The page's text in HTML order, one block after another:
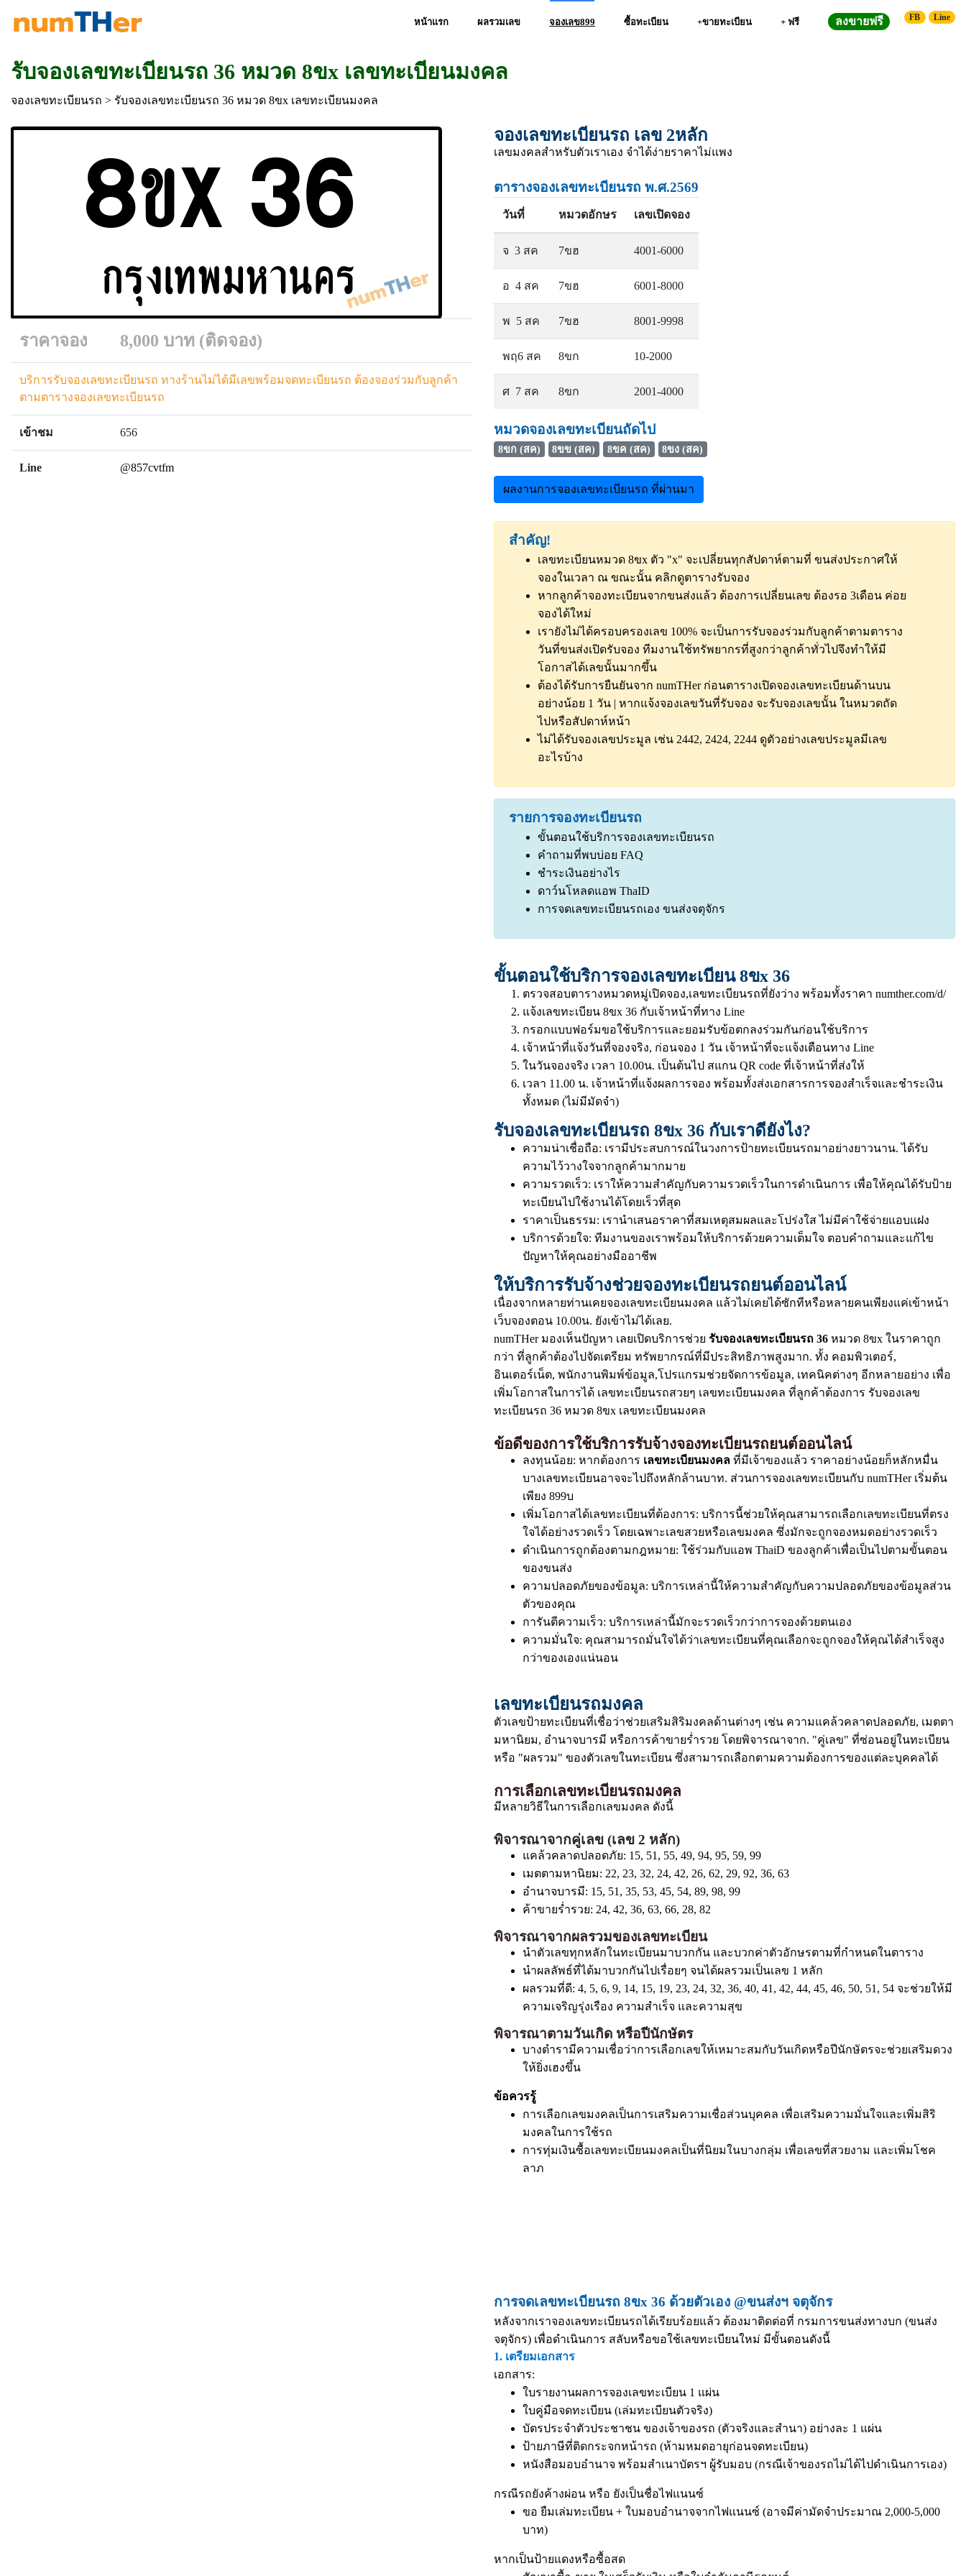
หน้าแรก ผลรวมเลข จองเลข899 ซื้อทะเบียน +ขายทะเบียน + ฟรี ลงขายฟรี FB Line
รับจองเลขทะเบียนรถ 36 หมวด 8ขx เลขทะเบียนมงคล
จองเลขทะเบียนรถ > รับจองเลขทะเบียนรถ 36 หมวด 8ขx เลขทะเบียนมงคล
ราคาจอง 8,000 บาท (ติดจอง)
บริการรับจองเลขทะเบียนรถ ทางร้านไม่ได้มีเลขพร้อมจดทะเบียนรถ ต้องจองร่วมกับลูกค้า
ตามตารางจองเลขทะเบียนรถ
เข้าชม 656
Line @857cvtfm
จองเลขทะเบียนรถ เลข 2หลัก
เลขมงคลสำหรับตัวเราเอง จำได้ง่ายราคาไม่แพง
ตารางจองเลขทะเบียนรถ พ.ศ.2569
วันที่ หมวดอักษร เลขเปิดจอง
จ 3 สค 7ขฮ 4001-6000
อ 4 สค 7ขฮ 6001-8000
พ 5 สค 7ขฮ 8001-9998
พฤ6 สค 8ขก 10-2000
ศ 7 สค 8ขก 2001-4000
หมวดจองเลขทะเบียนถัดไป
8ขก (สค) 8ขข (สค) 8ขค (สค) 8ขง (สค)
ผลงานการจองเลขทะเบียนรถ ที่ผ่านมา
สำคัญ!
เลขทะเบียนหมวด 8ขx ตัว "x" จะเปลี่ยนทุกสัปดาห์ตามที่ ขนส่งประกาศให้
จองในเวลา ณ ขณะนั้น คลิกดูตารางรับจอง
หากลูกค้าจองทะเบียนจากขนส่งแล้ว ต้องการเปลี่ยนเลข ต้องรอ 3เดือน ค่อย
จองได้ใหม่
เรายังไม่ได้ครอบครองเลข 100% จะเป็นการรับจองร่วมกับลูกค้าตามตาราง
วันที่ขนส่งเปิดรับจอง ทีมงานใช้ทรัพยากรที่สูงกว่าลูกค้าทั่วไปจึงทำให้มี
โอกาสได้เลขนั้นมากขึ้น
ต้องได้รับการยืนยันจาก numTHer ก่อนตารางเปิดจองเลขทะเบียนด้านบน
อย่างน้อย 1 วัน | หากแจ้งจองเลขวันที่รับจอง จะรับจองเลขนั้น ในหมวดถัด
ไปหรือสัปดาห์หน้า
ไม่ได้รับจองเลขประมูล เช่น 2442, 2424, 2244 ดูตัวอย่างเลขประมูลมีเลข
อะไรบ้าง
รายการจองทะเบียนรถ
ขั้นตอนใช้บริการจองเลขทะเบียนรถ
คำถามที่พบบ่อย FAQ
ชำระเงินอย่างไร
ดาว์นโหลดแอพ ThaID
การจดเลขทะเบียนรถเอง ขนส่งจตุจักร
ขั้นตอนใช้บริการจองเลขทะเบียน 8ขx 36
ตรวจสอบตารางหมวดหมู่เปิดจอง,เลขทะเบียนรถที่ยังว่าง พร้อมทั้งราคา numther.com/d/
แจ้งเลขทะเบียน 8ขx 36 กับเจ้าหน้าที่ทาง Line
กรอกแบบฟอร์มขอใช้บริการและยอมรับข้อตกลงร่วมกันก่อนใช้บริการ
เจ้าหน้าที่แจ้งวันที่จองจริง, ก่อนจอง 1 วัน เจ้าหน้าที่จะแจ้งเตือนทาง Line
ในวันจองจริง เวลา 10.00น. เป็นต้นไป สแกน QR code ที่เจ้าหน้าที่ส่งให้
เวลา 11.00 น. เจ้าหน้าที่แจ้งผลการจอง พร้อมทั้งส่งเอกสารการจองสำเร็จและชำระเงิน
ทั้งหมด (ไม่มีมัดจำ)
รับจองเลขทะเบียนรถ 8ขx 36 กับเราดียังไง?
ความน่าเชื่อถือ: เรามีประสบการณ์ในวงการป้ายทะเบียนรถมาอย่างยาวนาน. ได้รับ
ความไว้วางใจจากลูกค้ามากมาย
ความรวดเร็ว: เราให้ความสำคัญกับความรวดเร็วในการดำเนินการ เพื่อให้คุณได้รับป้าย
ทะเบียนไปใช้งานได้โดยเร็วที่สุด
ราคาเป็นธรรม: เรานำเสนอราคาที่สมเหตุสมผลและโปร่งใส ไม่มีค่าใช้จ่ายแอบแฝง
บริการด้วยใจ: ทีมงานของเราพร้อมให้บริการด้วยความเต็มใจ ตอบคำถามและแก้ไข
ปัญหาให้คุณอย่างมืออาชีพ
ให้บริการรับจ้างช่วยจองทะเบียนรถยนต์ออนไลน์
เนื่องจากหลายท่านเคยจองเลขทะเบียนมงคล แล้วไม่เคยได้ซักทีหรือหลายคนเพียงแค่เข้าหน้า
เว็บจองตอน 10.00น. ยังเข้าไม่ได้เลย.
numTHer มองเห็นปัญหา เลยเปิดบริการช่วย รับจองเลขทะเบียนรถ 36 หมวด 8ขx ในราคาถูก
กว่า ที่ลูกค้าต้องไปจัดเตรียม ทรัพยากรณ์ที่มีประสิทธิภาพสูงมาก. ทั้ง คอมพิวเตอร์,
อินเตอร์เน็ต, พนักงานพิมพ์ข้อมูล,โปรแกรมช่วยจัดการข้อมูล, เทคนิคต่างๆ อีกหลายอย่าง เพื่อ
เพิ่มโอกาสในการได้ เลขทะเบียนรถสวยๆ เลขทะเบียนมงคล ที่ลูกค้าต้องการ รับจองเลข
ทะเบียนรถ 36 หมวด 8ขx เลขทะเบียนมงคล
ข้อดีของการใช้บริการรับจ้างจองทะเบียนรถยนต์ออนไลน์
ลงทุนน้อย: หากต้องการ เลขทะเบียนมงคล ที่มีเจ้าของแล้ว ราคาอย่างน้อยก็หลักหมื่น
บางเลขทะเบียนอาจจะไปถึงหลักล้านบาท. ส่วนการจองเลขทะเบียนกับ numTHer เริ่มต้น
เพียง 899บ
เพิ่มโอกาสได้เลขทะเบียนที่ต้องการ: บริการนี้ช่วยให้คุณสามารถเลือกเลขทะเบียนที่ตรง
ใจได้อย่างรวดเร็ว โดยเฉพาะเลขสวยหรือเลขมงคล ซึ่งมักจะถูกจองหมดอย่างรวดเร็ว
ดำเนินการถูกต้องตามกฎหมาย: ใช้ร่วมกับแอพ ThaiD ของลูกค้าเพื่อเป็นไปตามขั้นตอน
ของขนส่ง
ความปลอดภัยของข้อมูล: บริการเหล่านี้ให้ความสำคัญกับความปลอดภัยของข้อมูลส่วน
ตัวของคุณ
การันตีความเร็ว: บริการเหล่านี้มักจะรวดเร็วกว่าการจองด้วยตนเอง
ความมั่นใจ: คุณสามารถมั่นใจได้ว่าเลขทะเบียนที่คุณเลือกจะถูกจองให้คุณได้สำเร็จสูง
กว่าของเองแน่นอน
เลขทะเบียนรถมงคล
ตัวเลขป้ายทะเบียนที่เชื่อว่าช่วยเสริมสิริมงคลด้านต่างๆ เช่น ความแคล้วคลาดปลอดภัย, เมตตา
มหานิยม, อำนาจบารมี หรือการค้าขายร่ำรวย โดยพิจารณาจาก. "คู่เลข" ที่ซ่อนอยู่ในทะเบียน
หรือ "ผลรวม" ของตัวเลขในทะเบียน ซึ่งสามารถเลือกตามความต้องการของแต่ละบุคคลได้
การเลือกเลขทะเบียนรถมงคล
มีหลายวิธีในการเลือกเลขมงคล ดังนี้
พิจารณาจากคู่เลข (เลข 2 หลัก)
แคล้วคลาดปลอดภัย: 15, 51, 55, 49, 94, 95, 59, 99
เมตตามหานิยม: 22, 23, 32, 24, 42, 26, 62, 29, 92, 36, 63
อำนาจบารมี: 15, 51, 35, 53, 45, 54, 89, 98, 99
ค้าขายร่ำรวย: 24, 42, 36, 63, 66, 28, 82
พิจารณาจากผลรวมของเลขทะเบียน
นำตัวเลขทุกหลักในทะเบียนมาบวกกัน และบวกค่าตัวอักษรตามที่กำหนดในตาราง
นำผลลัพธ์ที่ได้มาบวกกันไปเรื่อยๆ จนได้ผลรวมเป็นเลข 1 หลัก
ผลรวมที่ดี: 4, 5, 6, 9, 14, 15, 19, 23, 24, 32, 36, 40, 41, 42, 44, 45, 46, 50, 51, 54 จะช่วยให้มี
ความเจริญรุ่งเรือง ความสำเร็จ และความสุข
พิจารณาตามวันเกิด หรือปีนักษัตร
บางตำรามีความเชื่อว่าการเลือกเลขให้เหมาะสมกับวันเกิดหรือปีนักษัตรจะช่วยเสริมดวง
ให้ยิ่งเฮงขึ้น
ข้อควรรู้
การเลือกเลขมงคลเป็นการเสริมความเชื่อส่วนบุคคล เพื่อเสริมความมั่นใจและเพิ่มสิริ
มงคลในการใช้รถ
การทุ่มเงินซื้อเลขทะเบียนมงคลเป็นที่นิยมในบางกลุ่ม เพื่อเลขที่สวยงาม และเพิ่มโชค
ลาภ
การจดเลขทะเบียนรถ 8ขx 36 ด้วยตัวเอง @ขนส่งฯ จตุจักร
หลังจากเราจองเลขทะเบียนรถได้เรียบร้อยแล้ว ต้องมาติดต่อที่ กรมการขนส่งทางบก (ขนส่ง
จตุจักร) เพื่อดำเนินการ สลับหรือขอใช้เลขทะเบียนใหม่ มีขั้นตอนดังนี้
1. เตรียมเอกสาร
เอกสาร:
ใบรายงานผลการจองเลขทะเบียน 1 แผ่น
ใบคู่มือจดทะเบียน (เล่มทะเบียนตัวจริง)
บัตรประจำตัวประชาชน ของเจ้าของรถ (ตัวจริงและสำนา) อย่างละ 1 แผ่น
ป้ายภาษีที่ติดกระจกหน้ารถ (ห้ามหมดอายุก่อนจดทะเบียน)
หนังสือมอบอำนาจ พร้อมสำเนาบัตรฯ ผู้รับมอบ (กรณีเจ้าของรถไม่ได้ไปดำเนินการเอง)
กรณีรถยังค้างผ่อน หรือ ยังเป็นชื่อไฟแนนซ์
ขอ ยืมเล่มทะเบียน + ใบมอบอำนาจจากไฟแนนซ์ (อาจมีค่ามัดจำประมาณ 2,000-5,000
บาท)
หากเป็นป้ายแดงหรือซื้อสด